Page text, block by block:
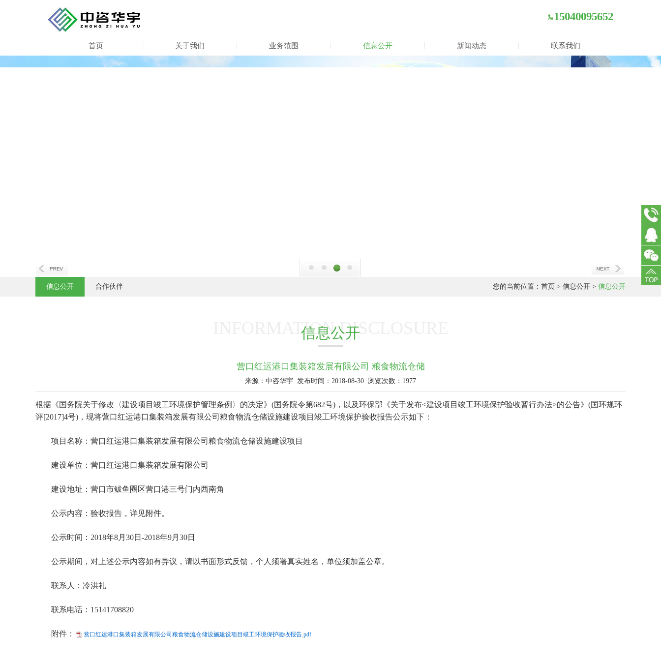
在线
客服
首页 关于我们 业务范围 信息公开 新闻动态 联系我们
15040095652
信息公开 合作伙伴 您的当前位置： 首页 > 信息公开 > 信息公开
INFORMATION DISCLOSURE
信息公开
营口红运港口集装箱发展有限公司 粮食物流仓储
来源：中咨华宇 发布时间：2018-08-30 浏览次数：1977
根据《国务院关于修改〈建设项目竣工环境保护管理条例〉的决定》(国务院令第682号)，以及环保部《关于发布<建设项目竣工环境保护验收暂行办法>的公告》(国环规环
评[2017]4号)，现将营口红运港口集装箱发展有限公司粮食物流仓储设施建设项目竣工环境保护验收报告公示如下：
项目名称：营口红运港口集装箱发展有限公司粮食物流仓储设施建设项目
建设单位：营口红运港口集装箱发展有限公司
建设地址：营口市鲅鱼圈区营口港三号门内西南角
公示内容：验收报告，详见附件。
公示时间：2018年8月30日-2018年9月30日
公示期间，对上述公示内容如有异议，请以书面形式反馈，个人须署真实姓名，单位须加盖公章。
联系人：冷洪礼
联系电话：15141708820
附件： 营口红运港口集装箱发展有限公司粮食物流仓储设施建设项目竣工环境保护验收报告.pdf